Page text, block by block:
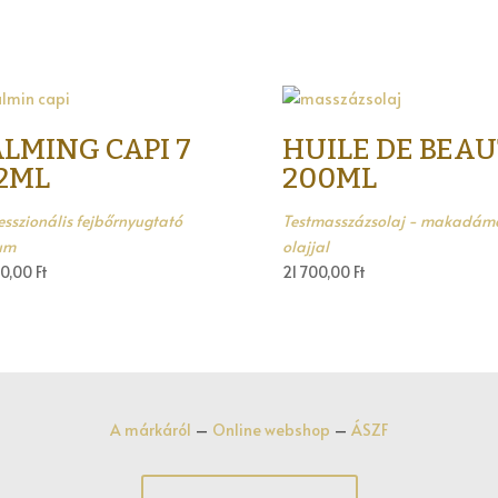
CAPI 7
fejbőrnyugtató
Ft
HUILE DE
200ML
Testmasszázsolaj -
olajjal
21 700,00 Ft
A márkáról – Online webshop – ÁSZF